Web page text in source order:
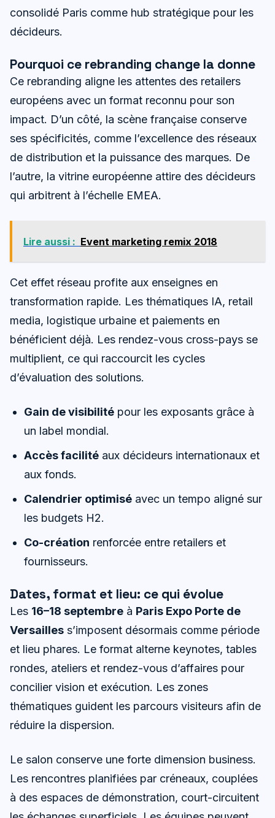
consolidé Paris comme hub stratégique pour les
décideurs.
Pourquoi ce rebranding change la donne
Ce rebranding aligne les attentes des retailers
européens avec un format reconnu pour son
impact. D’un côté, la scène française conserve
ses spécificités, comme l’excellence des réseaux
de distribution et la puissance des marques. De
l’autre, la vitrine européenne attire des décideurs
qui arbitrent à l’échelle EMEA.
Lire aussi : Event marketing remix 2018
Cet effet réseau profite aux enseignes en
transformation rapide. Les thématiques IA, retail
media, logistique urbaine et paiements en
bénéficient déjà. Les rendez-vous cross-pays se
multiplient, ce qui raccourcit les cycles
d’évaluation des solutions.
Gain de visibilité pour les exposants grâce à
un label mondial.
Accès facilité aux décideurs internationaux et
aux fonds.
Calendrier optimisé avec un tempo aligné sur
les budgets H2.
Co-création renforcée entre retailers et
fournisseurs.
Dates, format et lieu: ce qui évolue
Les 16–18 septembre à Paris Expo Porte de
Versailles s’imposent désormais comme période
et lieu phares. Le format alterne keynotes, tables
rondes, ateliers et rendez-vous d’affaires pour
concilier vision et exécution. Les zones
thématiques guident les parcours visiteurs afin de
réduire la dispersion.
Le salon conserve une forte dimension business.
Les rencontres planifiées par créneaux, couplées
à des espaces de démonstration, court-circuitent